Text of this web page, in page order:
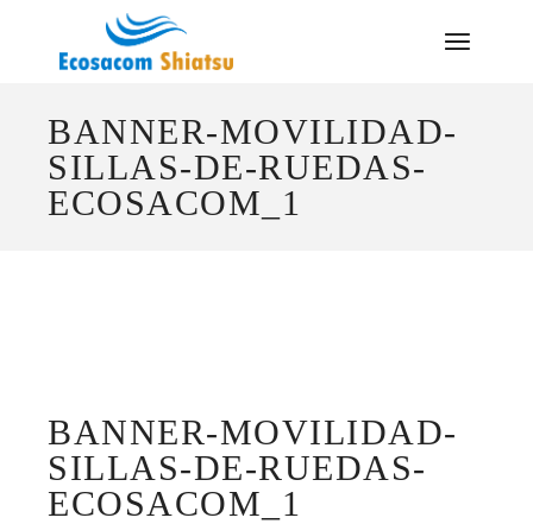
BANNER-MOVILIDAD-
SILLAS-DE-RUEDAS-
ECOSACOM_1
BANNER-MOVILIDAD-
SILLAS-DE-RUEDAS-
ECOSACOM_1